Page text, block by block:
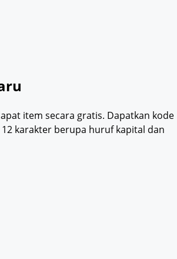
item secara gratis. Dapatkan kode
karakter berupa huruf kapital dan